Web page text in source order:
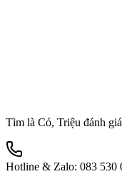
Tìm là Có, Triệu đánh
Hotline & Zalo: 083 530